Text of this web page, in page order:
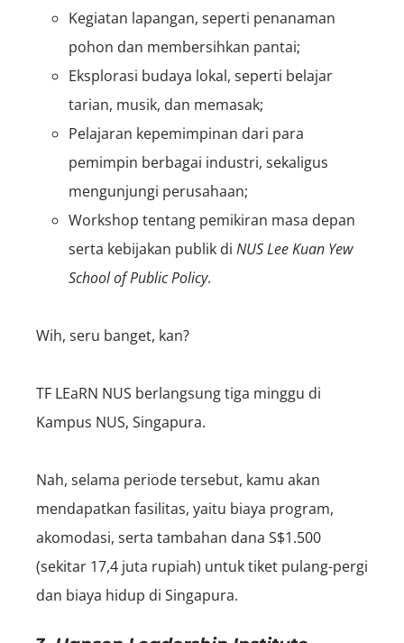
Kegiatan lapangan, seperti penanaman
pohon dan membersihkan pantai;
Eksplorasi budaya lokal, seperti belajar
tarian, musik, dan memasak;
Pelajaran kepemimpinan dari para
pemimpin berbagai industri, sekaligus
mengunjungi perusahaan;
Workshop tentang pemikiran masa depan
serta kebijakan publik di NUS Lee Kuan Yew
School of Public Policy.
Wih, seru banget, kan?
TF LEaRN NUS berlangsung tiga minggu di
Kampus NUS, Singapura.
Nah, selama periode tersebut, kamu akan
mendapatkan fasilitas, yaitu biaya program,
akomodasi, serta tambahan dana S$1.500
(sekitar 17,4 juta rupiah) untuk tiket pulang-pergi
dan biaya hidup di Singapura.